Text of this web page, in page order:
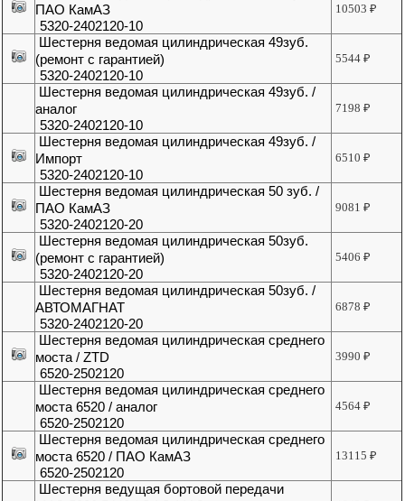
ПАО КамАЗ
5320-2402120-10
10503₽
Шестерня ведомая цилиндрическая 49зуб.
(ремонт с гарантией)
5320-2402120-10
5544₽
Шестерня ведомая цилиндрическая 49зуб. /
аналог
5320-2402120-10
7198₽
Шестерня ведомая цилиндрическая 49зуб. /
Импорт
5320-2402120-10
6510₽
Шестерня ведомая цилиндрическая 50 зуб. /
ПАО КамАЗ
5320-2402120-20
9081₽
Шестерня ведомая цилиндрическая 50зуб.
(ремонт с гарантией)
5320-2402120-20
5406₽
Шестерня ведомая цилиндрическая 50зуб. /
АВТОМАГНАТ
5320-2402120-20
6878₽
Шестерня ведомая цилиндрическая среднего
моста / ZTD
6520-2502120
3990₽
Шестерня ведомая цилиндрическая среднего
моста 6520 / аналог
6520-2502120
4564₽
Шестерня ведомая цилиндрическая среднего
моста 6520 / ПАО КамАЗ
6520-2502120
13115₽
Шестерня ведущая бортовой передачи